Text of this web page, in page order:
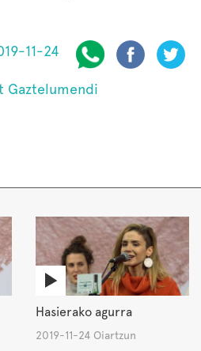
11-24
Gaztelumendi
Hasierako agurra
2019-11-24 Oiartzun